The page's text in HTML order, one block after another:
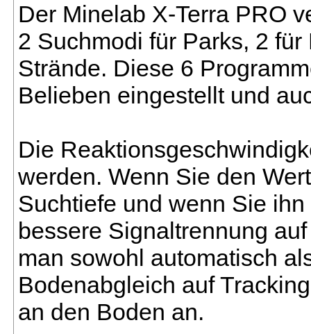
Der Minelab X-Terra PRO
2 Suchmodi für Parks, 2
Strände. Diese 6
Belieben eingestellt und
Die
werden. Wenn Sie den
Suchtiefe und wenn Sie
bessere Signaltrennung
man sowohl automatisch
Bodenabgleich auf
an den Boden an.